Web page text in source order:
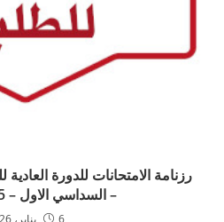
رزنامة الامتحانات للدورة
– السداسي الاول – 2025_2026
6 يناير، 2026